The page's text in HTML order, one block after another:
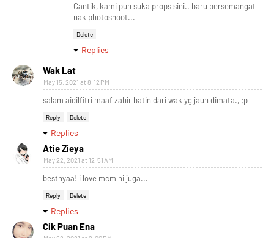
Cantik, kami pun suka props sini.. baru bersemangat
nak photoshoot...
Delete
Replies
Wak Lat
May 15, 2021 at 8:12 PM
salam aidilfitri maaf zahir batin dari wak yg jauh dimata., ;p
Reply Delete
Replies
Atie Zieya
May 22, 2021 at 12:51 AM
bestnyaa! i love mcm ni juga...
Reply Delete
Replies
Cik Puan Ena